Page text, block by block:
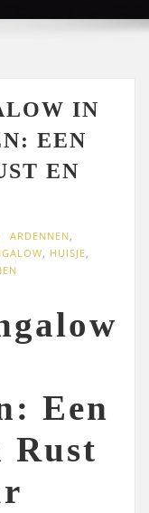
IN
EEN
EN
ARDENNEN
HUISJE
Een
Rust